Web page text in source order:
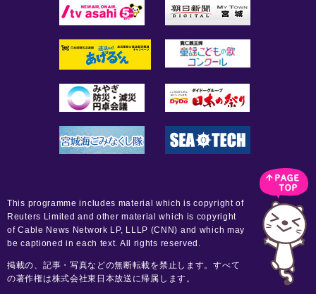
This programme includes material which is copyright of
Reuters Limited and other material which is copyright
of Cable News Network LP, LLLP (CNN) and which may
be captioned in each text. All rights reserved.
掲載の、記事・写真などの無断転載を禁止します。すべて
の著作権は株式会社東日本放送に帰属します。